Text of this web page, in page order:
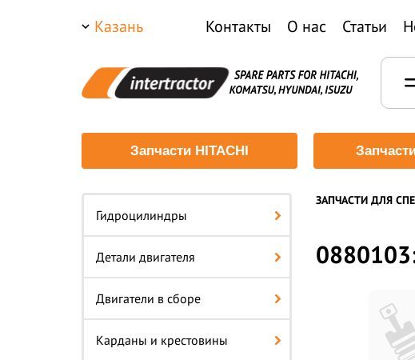
Казань Контакты О нас Статьи
Запчасти HITACHI
Гидроцилиндры
Детали двигателя
Двигатели в сборе
Карданы и крестовины
ЗАПЧАСТИ ДЛЯ